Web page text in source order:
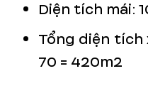
Diện tích mái:
Tổng diện tích
70 = 420m2